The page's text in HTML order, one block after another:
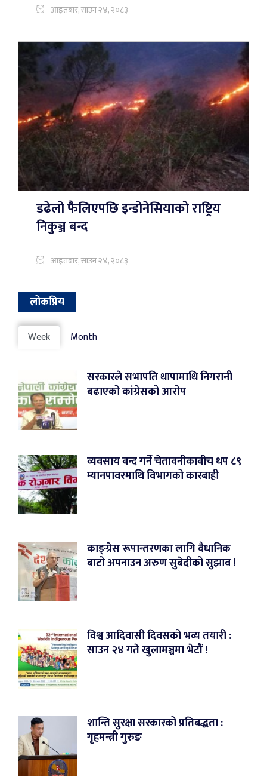
आइतबार, साउन २४, २०८३
डढेलो फैलिएपछि इन्डोनेसियाको राष्ट्रिय
निकुञ्ज बन्द
आइतबार, साउन २४, २०८३
लोकप्रिय
Week Month
सरकारले सभापति थापामाथि निगरानी
बढाएको कांग्रेसको आरोप
व्यवसाय बन्द गर्ने चेतावनीकाबीच थप ८९
म्यानपावरमाथि विभागको कारबाही
काङ्ग्रेस रूपान्तरणका लागि वैधानिक
बाटो अपनाउन अरुण सुबेदीको सुझाव !
विश्व आदिवासी दिवसको भव्य तयारी :
साउन २४ गते खुलामञ्चमा भेटौं !
शान्ति सुरक्षा सरकारको प्रतिबद्धता :
गृहमन्त्री गुरुङ